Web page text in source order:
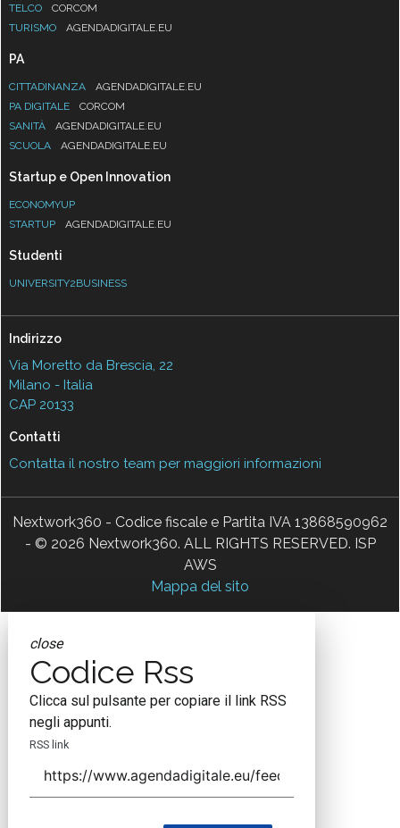
TELCO
CORCOM
TURISMO
AGENDADIGITALE.EU
PA
CITTADINANZA
AGENDADIGITALE.EU
PA DIGITALE
CORCOM
SANITÀ
AGENDADIGITALE.EU
SCUOLA
AGENDADIGITALE.EU
Startup e Open Innovation
ECONOMYUP
STARTUP
AGENDADIGITALE.EU
Studenti
UNIVERSITY2BUSINESS
Indirizzo
Via Moretto da Brescia, 22
Milano - Italia
CAP 20133
Contatti
Contatta il nostro team per maggiori informazioni
Nextwork360 - Codice fiscale e Partita IVA 13868590962
- © 2026 Nextwork360. ALL RIGHTS RESERVED. ISP
AWS
Mappa del sito
close
Codice Rss
Clicca sul pulsante per copiare il link RSS
negli appunti.
RSS link